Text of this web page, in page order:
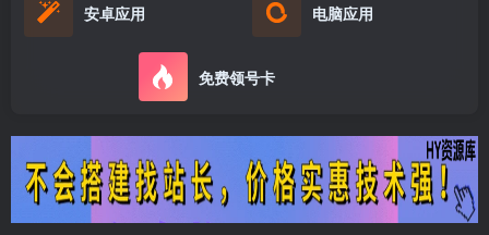
安卓应用 电脑应用
免费领号卡